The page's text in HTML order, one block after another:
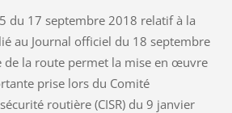
du 17 septembre 2018 relatif à la
au Journal officiel du 18 septembre
de la route permet la mise en œuvre
prise lors du Comité
routière (CISR) du 9 janvier